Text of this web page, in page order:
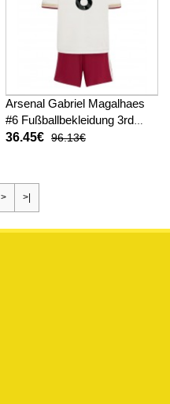
Arsenal Gabriel Magalhaes
#6 Fußballbekleidung 3rd
trikot Kinder 2025-26
36.45€ 96.13€
> >|